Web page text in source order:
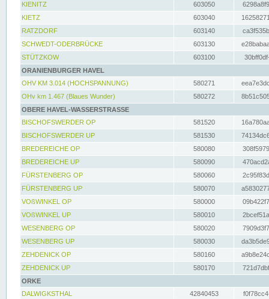
KIENITZ
603050
KIETZ
603040
RATZDORF
603140
SCHWEDT-ODERBRÜCKE
603130
STÜTZKOW
603100
ORANIENBURGER HAVEL
OHV KM 3.014 (HOCHSPANNUNG)
580271
OHv km 1.467 (Blaues Wunder)
580272
OBERE HAVEL-WASSERSTRASSE
BISCHOFSWERDER OP
581520
BISCHOFSWERDER UP
581530
BREDEREICHE OP
580080
BREDEREICHE UP
580090
FÜRSTENBERG OP
580060
FÜRSTENBERG UP
580070
VOßWINKEL OP
580000
VOßWINKEL UP
580010
WESENBERG OP
580020
WESENBERG UP
580030
ZEHDENICK OP
580160
ZEHDENICK UP
580170
ORKE
DALWIGKSTHAL
42840453